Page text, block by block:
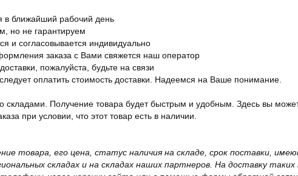
ближайший рабочий день
но не гарантируем
и согласовывается индивидуально
заказа с Вами свяжется наш оператор
пожалуйста, будьте на связи
оплатить стоимость доставки. Надеемся на Ваше понимание.
Получение товара будет быстрым и удобным. Здесь вы
при условии, что этот товар есть в наличии.
товара, его цена, статус наличия на складе, срок поставки,
складах и на складах наших партнеров. На доставку